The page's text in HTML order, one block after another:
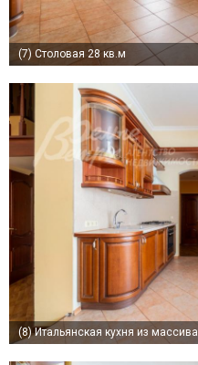
(7) Столовая 28 кв.м
(8)Итальянская кухня из массива